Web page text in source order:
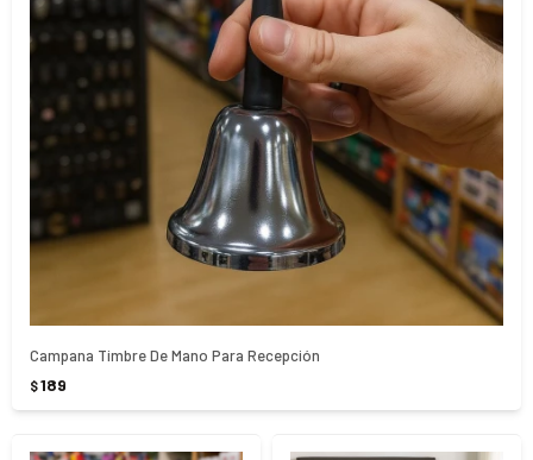
Campana Timbre De Mano Para Recepción
$189